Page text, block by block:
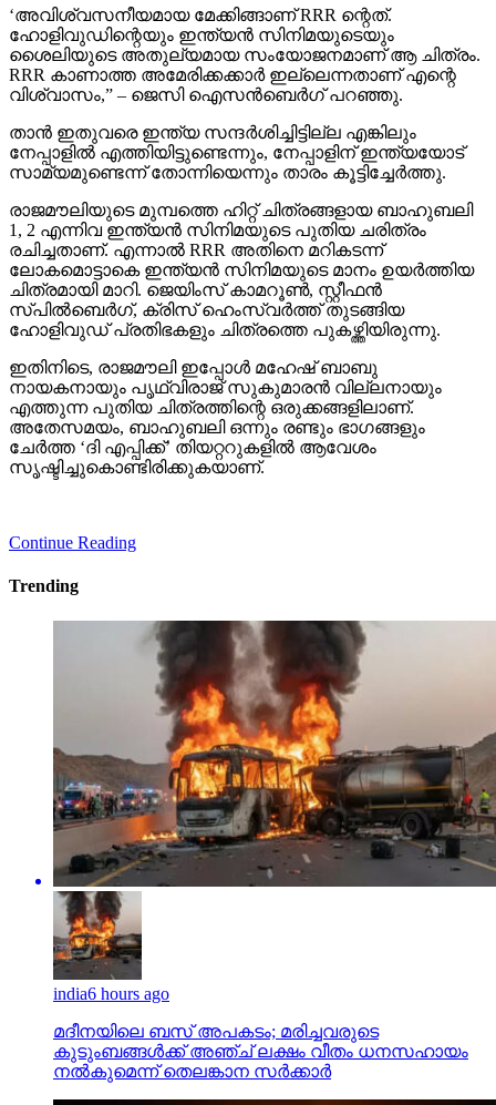
‘അവിശ്വസനീയമായ മേക്കിങ്ങാണ് RRR ന്റെത്.
ഹോളിവുഡിന്റെയും ഇന്ത്യന്‍ സിനിമയുടെയും
ശൈലിയുടെ അതുല്യമായ സംയോജനമാണ് ആ ചിത്രം.
RRR കാണാത്ത അമേരിക്കക്കാര്‍ ഇല്ലെന്നതാണ് എന്റെ
വിശ്വാസം,” – ജെസി ഐസന്‍ബെര്‍ഗ് പറഞ്ഞു.
താന്‍ ഇതുവരെ ഇന്ത്യ സന്ദര്‍ശിച്ചിട്ടില്ല എങ്കിലും
നേപ്പാളില്‍ എത്തിയിട്ടുണ്ടെന്നും, നേപ്പാളിന് ഇന്ത്യയോട്
സാമ്യമുണ്ടെന്ന് തോന്നിയെന്നും താരം കൂട്ടിച്ചേര്‍ത്തു.
രാജമൗലിയുടെ മുമ്പത്തെ ഹിറ്റ് ചിത്രങ്ങളായ ബാഹുബലി
1, 2 എന്നിവ ഇന്ത്യന്‍ സിനിമയുടെ പുതിയ ചരിത്രം
രചിച്ചതാണ്. എന്നാല്‍ RRR അതിനെ മറികടന്ന്
ലോകമൊട്ടാകെ ഇന്ത്യന്‍ സിനിമയുടെ മാനം ഉയര്‍ത്തിയ
ചിത്രമായി മാറി. ജെയിംസ് കാമറൂണ്‍, സ്റ്റീഫന്‍
സ്പില്‍ബെര്‍ഗ്, ക്രിസ് ഹെംസ്വര്‍ത്ത് തുടങ്ങിയ
ഹോളിവുഡ് പ്രതിഭകളും ചിത്രത്തെ പുകഴ്ത്തിയിരുന്നു.
ഇതിനിടെ, രാജമൗലി ഇപ്പോള്‍ മഹേഷ് ബാബു
നായകനായും പൃഥ്വിരാജ് സുകുമാരന്‍ വില്ലനായും
എത്തുന്ന പുതിയ ചിത്രത്തിന്റെ ഒരുക്കങ്ങളിലാണ്.
അതേസമയം, ബാഹുബലി ഒന്നും രണ്ടും ഭാഗങ്ങളും
ചേര്‍ത്ത ‘ദി എപ്പിക്ക്’ തിയറ്ററുകളില്‍ ആവേശം
സൃഷ്ടിച്ചുകൊണ്ടിരിക്കുകയാണ്.
Continue Reading
Trending
india6 hours ago
മദീനയിലെ ബസ് അപകടം; മരിച്ചവരുടെ
കുടുംബങ്ങള്‍ക്ക് അഞ്ച് ലക്ഷം വീതം ധനസഹായം
നല്‍കുമെന്ന് തെലങ്കാന സര്‍ക്കാര്‍